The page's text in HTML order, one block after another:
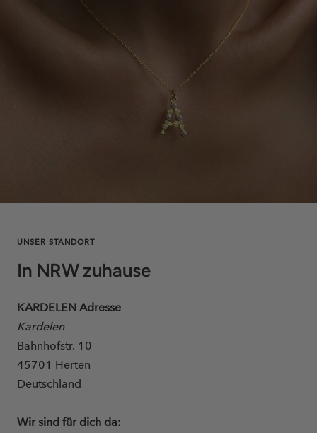
UNSER STANDORT
In NRW zuhause
KARDELEN Adresse
Kardelen
Bahnhofstr. 10
45701 Herten
Deutschland
Wir sind für dich da: